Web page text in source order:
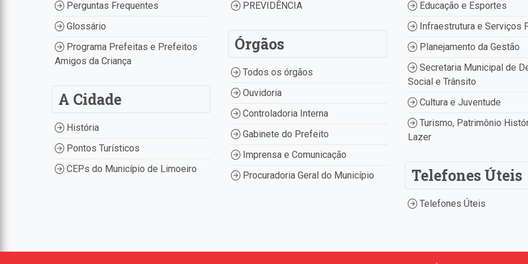
Perguntas Frequentes
Glossário
Programa Prefeitas e Prefeitos
Amigos da Criança
A Cidade
História
Pontos Turísticos
CEPs do Município de Limoeiro
PREVIDÊNCIA
Órgãos
Todos os órgãos
Ouvidoria
Controladoria Interna
Gabinete do Prefeito
Imprensa e Comunicação
Procuradoria Geral do Município
Educação e Esportes
Infraestrutura e Serviços
Planejamento da Gestão
Secretaria Municipal de
Social e Trânsito
Cultura e Juventude
Turismo, Patrimônio
Lazer
Telefones Úteis
Telefones Úteis